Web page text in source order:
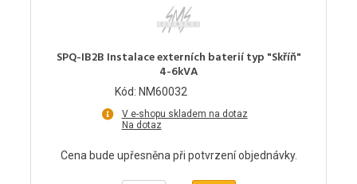
SPQ-IB2B Instalace externích baterií typ "Skříň"
4-6kVA
Kód: NM60032
V e-shopu skladem na dotaz
Na dotaz
Cena bude upřesněna při potvrzení objednávky.